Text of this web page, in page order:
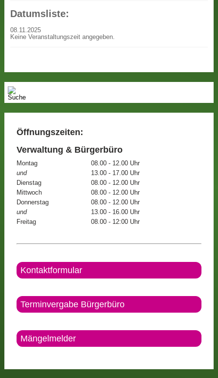
Datumsliste:
08.11.2025
Keine Veranstaltungszeit angegeben.
Öffnungszeiten:
Verwaltung & Bürgerbüro
Montag
08.00 - 12.00 Uhr
und
13.00 - 17.00 Uhr
Dienstag
08.00 - 12.00 Uhr
Mittwoch
08.00 - 12.00 Uhr
Donnerstag
08.00 - 12.00 Uhr
und
13.00 - 16.00 Uhr
Freitag
08.00 - 12:00 Uhr
Kontaktformular
Terminvergabe Bürgerbüro
Mängelmelder